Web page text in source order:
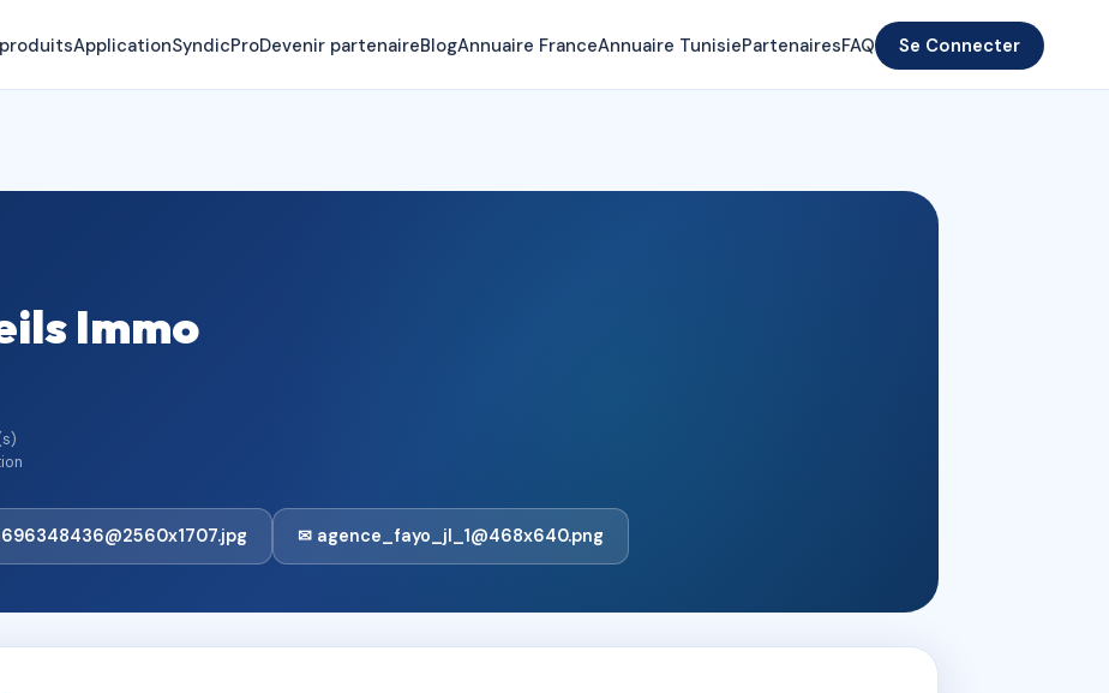
ApplicationSyndicProDevenir partenaireBlogAnnuaire FranceAnnuaire TunisiePartenairesFAQ Se Connecter
Immo
✉ agence_fayo_jl_1@468x640.png